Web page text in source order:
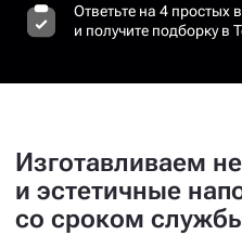
Ответьте на 4 простых
и получите подборку в
Изготавливаем
и эстетичные
со сроком